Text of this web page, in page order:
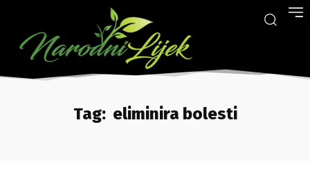
Tag: eliminira bolesti